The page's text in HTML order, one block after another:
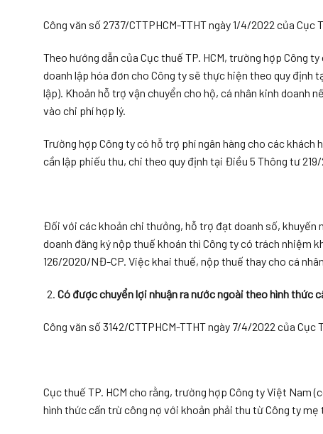
Công văn số 2737/CTTPHCM-TTHT ngày 1/4/2022 của
Theo hướng dẫn của Cục thuế TP. HCM, trường hợp Công
doanh lập hóa đơn cho Công ty sẽ thực hiện theo quy định
lập). Khoản hỗ trợ vận chuyển cho hộ, cá nhân kinh doanh
vào chi phí hợp lý.
Trường hợp Công ty có hỗ trợ phí ngân hàng cho các khách
cần lập phiếu thu, chi theo quy định tại Điều 5 Thông tư 219/
Đối với các khoản chi thưởng, hỗ trợ đạt doanh số, khuyến
doanh đăng ký nộp thuế khoán thì Công ty có trách nhiệm
126/2020/NĐ-CP. Việc khai thuế, nộp thuế thay cho cá
Có được chuyển lợi nhuận ra nước ngoài theo hình thức
Công văn số 3142/CTTPHCM-TTHT ngày 7/4/2022 của
Cục thuế TP. HCM cho rằng, trường hợp Công ty Việt Nam
hình thức cấn trừ công nợ với khoản phải thu từ Công ty mẹ